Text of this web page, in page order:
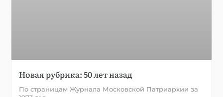
Новая рубрика: 50 лет назад
По страницам Журнала Московской Патриархии за